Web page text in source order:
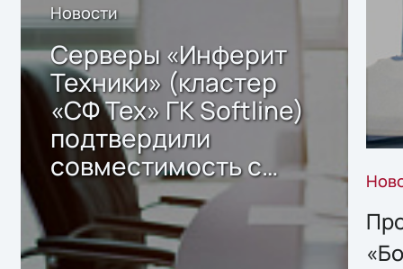
Новости
Серверы «Инферит
Техники» (кластер
«СФ Тех» ГК Softline)
подтвердили
совместимость с
решением Sharx
Storage 2.x для
хранения данных